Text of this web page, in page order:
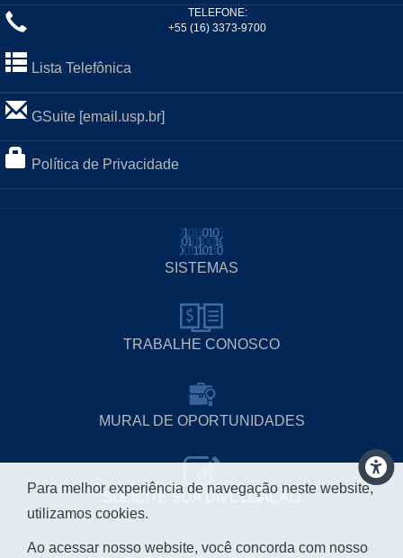
TELEFONE:
+55 (16) 3373-9700
Lista Telefônica
GSuite [email.usp.br]
Política de Privacidade
SISTEMAS
TRABALHE CONOSCO
MURAL DE OPORTUNIDADES
SOLICITE SUA DIVULGAÇÃO
Para melhor experiência de navegação neste website,
utilizamos cookies.
Ao acessar nosso website, você concorda com nosso